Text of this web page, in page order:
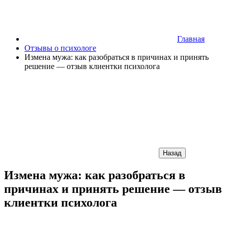
Главная
Отзывы о психологе
Измена мужа: как разобраться в причинах и принять
решение — отзыв клиентки психолога
Назад
Измена мужа: как разобраться в
причинах и принять решение — отзыв
клиентки психолога